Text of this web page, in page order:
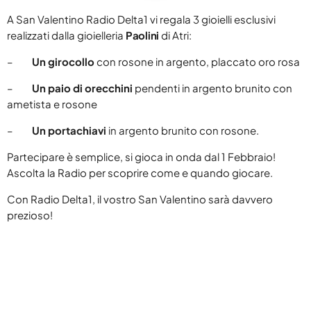
SPECIALE SANREMO 2026
IL METEO
ON AIR
JAZID ON AIR
DELTA1 CINEMA
OSPITI
ABRUZZO
PRIMO PIANO
EVENTI
ATTUALITÀ
CINEMA
MUSICA
FUMETTI
RADIO DELTA 1 LIVE
CLASSIFICHE
CONTATTACI
COOKIE POLICY
GDPR DIRITTO ALL’OBLIO
A San Valentino Radio Delta1 vi regala 3 gioielli esclusivi
realizzati dalla gioielleria Paolini diAtri:
– Un girocollocon rosone in argento, placcato oro rosa
– Un paio di orecchini pendenti in argento brunito con
ametista e rosone
– Un portachiavi in argento brunito con rosone.
Partecipare è semplice, si gioca in onda dal 1 Febbraio!
Ascolta la Radio per scoprire come e quando giocare.
Con Radio Delta1, il vostro San Valentino sarà davvero
prezioso!